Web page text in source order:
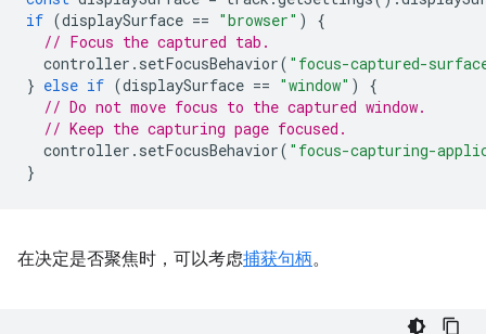
if (displaySurface == "browser" )
{
// Focus the captured tab.
controller . setFocusBehavior( "focus-captured-
} else if (displaySurface == "window" )
{
// Do not move focus to the captured window.
// Keep the capturing page focused.
controller . setFocusBehavior( "focus-capturing-
}
在决定是否聚焦时，可以考虑捕获句柄。